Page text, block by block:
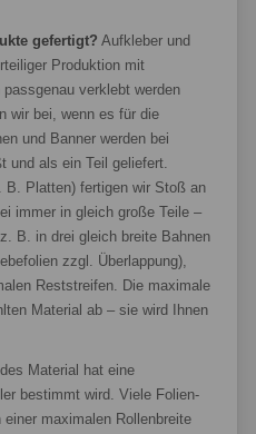
gefertigt? Aufkleber und
Produktion mit
verklebt werden
wir bei, wenn es für die
und Banner werden bei
und als ein Teil geliefert.
B. Platten) fertigen wir Stoß an
immer in gleich große Teile –
B. in drei gleich breite Bahnen
zzgl. Überlappung),
Reststreifen. Die maximale
Material ab – sie wird Ihnen
Material hat eine
bestimmt wird. Viele Folien-
maximalen Rollenbreite